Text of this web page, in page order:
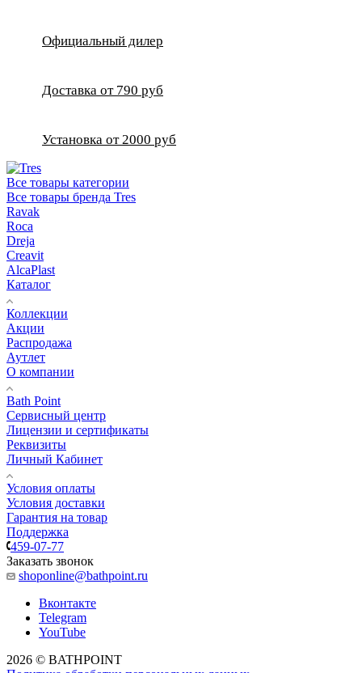
Официальный дилер
Доставка от 790 руб
Установка от 2000 руб
Все товары категории
Все товары бренда Tres
Ravak
Roca
Dreja
Creavit
AlcaPlast
Каталог
Коллекции
Акции
Распродажа
Аутлет
О компании
Bath Point
Сервисный центр
Лицензии и сертификаты
Реквизиты
Личный Кабинет
Условия оплаты
Условия доставки
Гарантия на товар
Поддержка
459-07-77
Заказать звонок
shoponline@bathpoint.ru
Вконтакте
Telegram
YouTube
2026 © BATHPOINT